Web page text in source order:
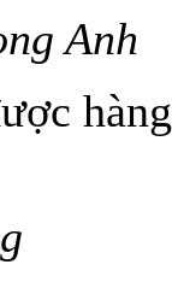
Anh